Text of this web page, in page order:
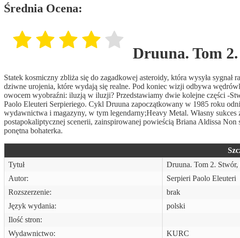
Średnia Ocena:
Druuna. Tom
Statek kosmiczny zbliża się do zagadkowej asteroidy, która wysyła
dziwne urojenia, które wydają się realne. Pod koniec wizji odbywa
owocem wyobraźni: iluzją w iluzji? Przedstawiamy dwie kolejne części -
Paolo Eleuteri Serpieriego. Cykl Druuna zapoczątkowany w 1985 roku
wydawnictwa i magazyny, w tym legendarny;Heavy Metal. Własny
postapokaliptycznej scenerii, zainspirowanej powieścią Briana Aldissa
ponętna bohaterka.
Tytuł
Druuna. Tom 2. Stwór,
Autor:
Serpieri Paolo Eleuteri
Rozszerzenie:
brak
Język wydania:
polski
Ilość stron:
Wydawnictwo:
KURC